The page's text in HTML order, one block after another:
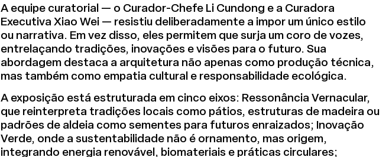
A equipe curatorial — o Curador-Chefe Li Cundong e a Curadora
Executiva Xiao Wei — resistiu deliberadamente a impor um único estilo
ou narrativa. Em vez disso, eles permitem que surja um coro de vozes,
entrelaçando tradições, inovações e visões para o futuro. Sua
abordagem destaca a arquitetura não apenas como produção técnica,
mas também como empatia cultural e responsabilidade ecológica.
A exposição está estruturada em cinco eixos: Ressonância Vernacular,
que reinterpreta tradições locais como pátios, estruturas de madeira ou
padrões de aldeia como sementes para futuros enraizados; Inovação
Verde, onde a sustentabilidade não é ornamento, mas origem,
integrando energia renovável, biomateriais e práticas circulares;